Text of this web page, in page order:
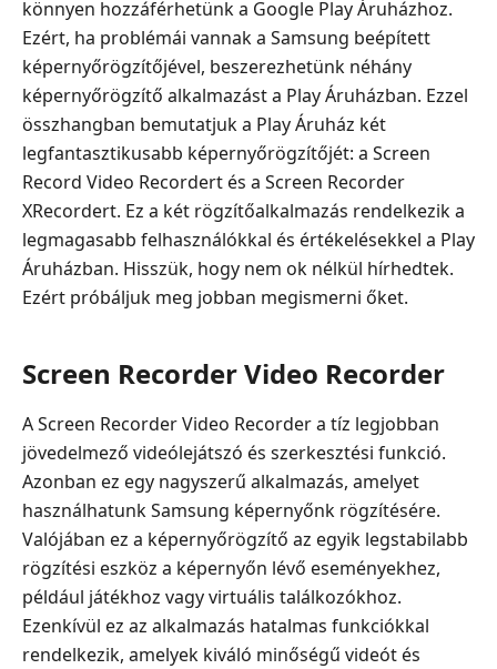
könnyen hozzáférhetünk a Google Play Áruházhoz.
Ezért, ha problémái vannak a Samsung beépített
képernyőrögzítőjével, beszerezhetünk néhány
képernyőrögzítő alkalmazást a Play Áruházban. Ezzel
összhangban bemutatjuk a Play Áruház két
legfantasztikusabb képernyőrögzítőjét: a Screen
Record Video Recordert és a Screen Recorder
XRecordert. Ez a két rögzítőalkalmazás rendelkezik a
legmagasabb felhasználókkal és értékelésekkel a Play
Áruházban. Hisszük, hogy nem ok nélkül hírhedtek.
Ezért próbáljuk meg jobban megismerni őket.
Screen Recorder Video Recorder
A Screen Recorder Video Recorder a tíz legjobban
jövedelmező videólejátszó és szerkesztési funkció.
Azonban ez egy nagyszerű alkalmazás, amelyet
használhatunk Samsung képernyőnk rögzítésére.
Valójában ez a képernyőrögzítő az egyik legstabilabb
rögzítési eszköz a képernyőn lévő eseményekhez,
például játékhoz vagy virtuális találkozókhoz.
Ezenkívül ez az alkalmazás hatalmas funkciókkal
rendelkezik, amelyek kiváló minőségű videót és